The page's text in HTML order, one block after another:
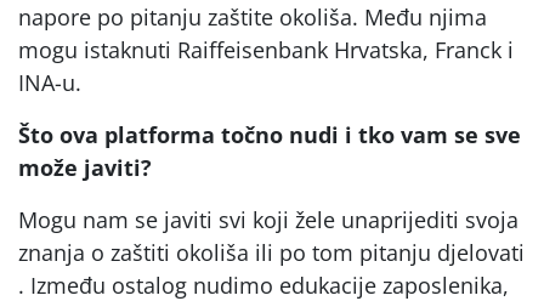
napore po pitanju zaštite okoliša. Među njima
mogu istaknuti Raiffeisenbank Hrvatska, Franck i
INA-u.
Što ova platforma točno nudi i tko vam se sve
može javiti?
Mogu nam se javiti svi koji žele unaprijediti svoja
znanja o zaštiti okoliša ili po tom pitanju djelovati
. Između ostalog nudimo edukacije zaposlenika,